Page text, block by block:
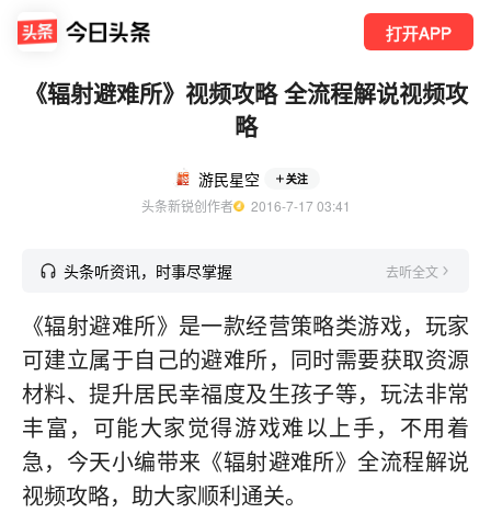
打开APP
《辐射避难所》视频攻略 全流程解说视频攻
略
游民星空 关注
头条新锐创作者
  2016-7-17 03:41
头条听资讯，时事尽掌握 去听全文
《辐射避难所》是一款经营策略类游戏，玩家
可建立属于自己的避难所，同时需要获取资源
材料、提升居民幸福度及生孩子等，玩法非常
丰富，可能大家觉得游戏难以上手，不用着
急，今天小编带来《辐射避难所》全流程解说
视频攻略，助大家顺利通关。